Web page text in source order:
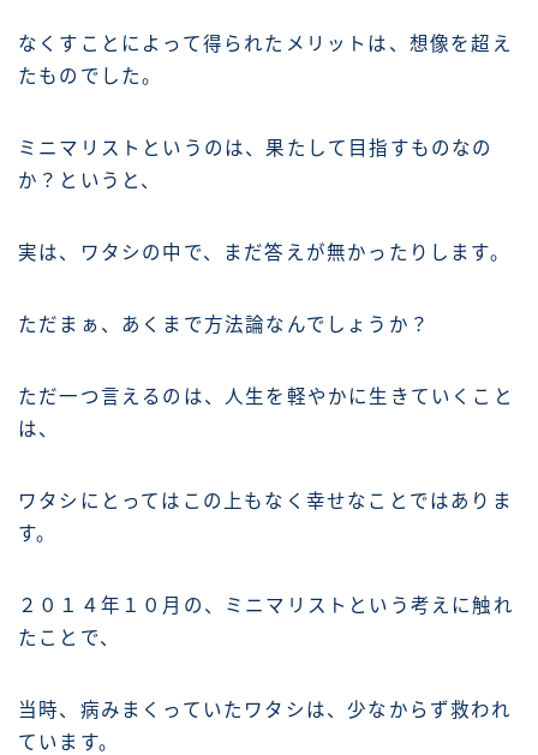
なくすことによって得られたメリットは、想像を超え
たものでした。
ミニマリストというのは、果たして目指すものなの
か？というと、
実は、ワタシの中で、まだ答えが無かったりします。
ただまぁ、あくまで方法論なんでしょうか？
ただ一つ言えるのは、人生を軽やかに生きていくこと
は、
ワタシにとってはこの上もなく幸せなことではありま
す。
２０１４年１０月の、ミニマリストという考えに触れ
たことで、
当時、病みまくっていたワタシは、少なからず救われ
ています。